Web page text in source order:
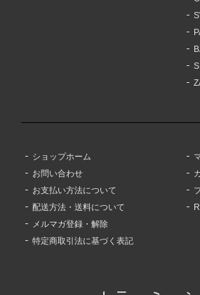
ショップホーム
お問い合わせ
お支払い方法について
配送方法・送料について
メルマガ登録・解除
特定商取引法に基づく表記